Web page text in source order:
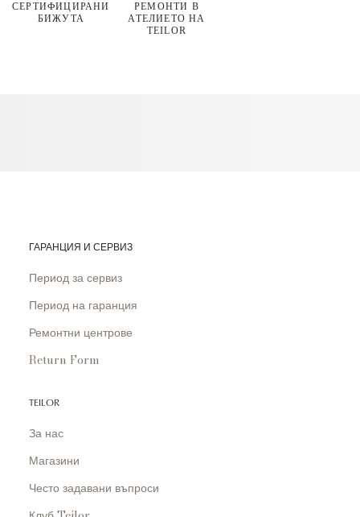
СЕРТИФИЦИРАНИ
БИЖУТА
РЕМОНТИ В
АТЕЛИЕТО НА
TEILOR
ГАРАНЦИЯ И СЕРВИЗ
Период за сервиз
Период на гаранция
Ремонтни центрове
Return Form
TEILOR
За нас
Магазини
Често задавани въпроси